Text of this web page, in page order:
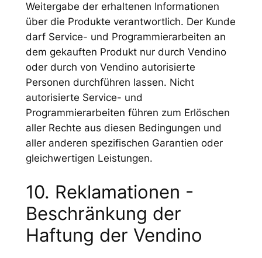
Weitergabe der erhaltenen Informationen
über die Produkte verantwortlich. Der Kunde
darf Service- und Programmierarbeiten an
dem gekauften Produkt nur durch Vendino
oder durch von Vendino autorisierte
Personen durchführen lassen. Nicht
autorisierte Service- und
Programmierarbeiten führen zum Erlöschen
aller Rechte aus diesen Bedingungen und
aller anderen spezifischen Garantien oder
gleichwertigen Leistungen.
10. Reklamationen -
Beschränkung der
Haftung der Vendino